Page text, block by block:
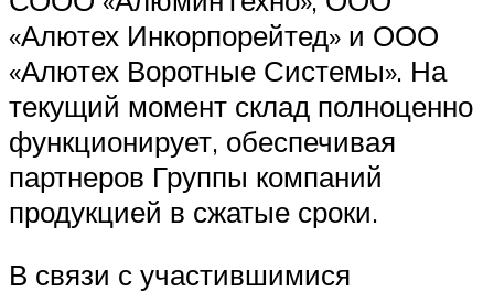
«Алютех Инкорпорейтед» и ООО
«Алютех Воротные Системы». На
текущий момент склад полноценно
функционирует, обеспечивая
партнеров Группы компаний
продукцией в сжатые сроки.
В связи с участившимися